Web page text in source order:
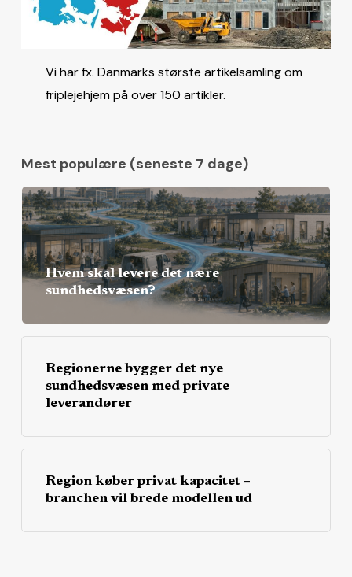
Vi har fx. Danmarks største artikelsamling om
friplejehjem på over 150 artikler.
Mest populære (seneste 7 dage)
Hvem skal levere det nære
sundhedsvæsen?
Regionerne bygger det nye
sundhedsvæsen med private
leverandører
Region køber privat kapacitet –
branchen vil brede modellen ud